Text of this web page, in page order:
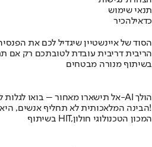
תנאי שימוש
כדאילהכיר
הסוד של איינשטיין שיגדיל לכם את
הריבית דריבית עובדת לטובתכם רק אם
בשיתוף מנורה מבטחים
אל תישארו מאחור – בואו לגלות לאן ה-AI הולך
הבינה המלאכותית לא תחליף אנשים, היא תחליף את מי שלא משתמש בה!
בשיתוף HIT,המכון הטכנולוגי חולון